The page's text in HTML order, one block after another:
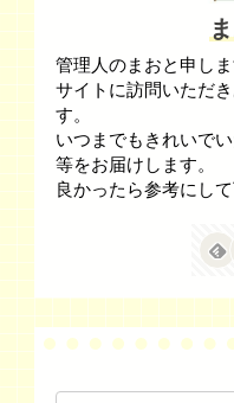
管理人のまおと申しま
サイトに訪問いただ
す。
いつまでもきれいで
等をお届けします。
良かったら参考にし